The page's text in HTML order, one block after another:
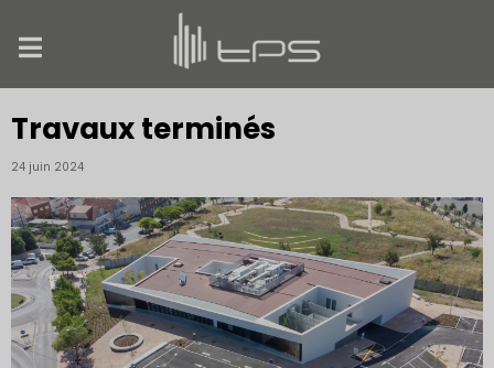
Travaux terminés
24 juin 2024